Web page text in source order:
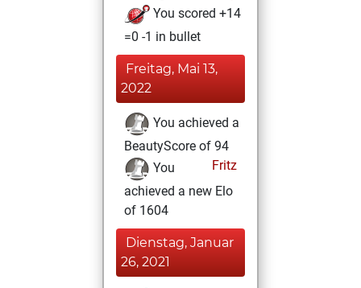
You scored +14
=0 -1 in bullet
Freitag, Mai 13,
2022
You achieved a
BeautyScore of 94
Fritz
You
achieved a new Elo
of 1604
Dienstag, Januar
26, 2021